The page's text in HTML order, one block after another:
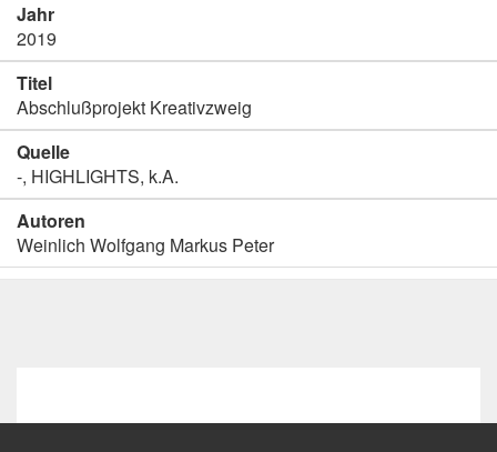
Jahr
2019
Titel
Abschlußprojekt Kreativzweig
Quelle
-, HIGHLIGHTS, k.A.
Autoren
Weinlich Wolfgang Markus Peter